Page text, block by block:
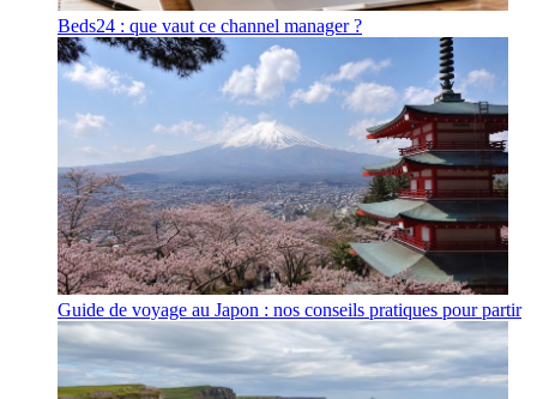
Beds24 : que vaut ce channel manager ?
Guide de voyage au Japon : nos conseils pratiques pour partir